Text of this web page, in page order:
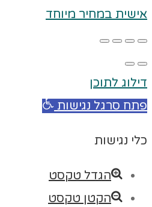
אישית במחיר מיוחד
דילוג לתוכן
פתח סרגל נגישות
כלי נגישות
הגדל טקסט
הקטן טקסט